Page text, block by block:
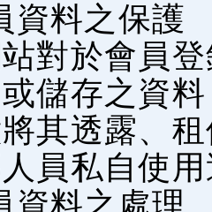
資料之保護
對於會員
儲存之資
其透露、
員私自使
資料之處理